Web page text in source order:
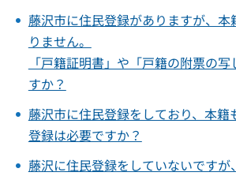
藤沢市に住民登録がありますが、本
りません。
「戸籍証明書」や「戸籍の附票の
すか？
藤沢市に住民登録をしており、本籍
登録は必要ですか？
藤沢に住民登録をしていないですが